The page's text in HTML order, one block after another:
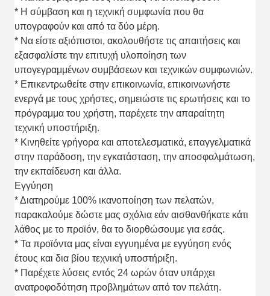
* Η σύμβαση και η τεχνική συμφωνία που θα
υπογραφούν και από τα δύο μέρη.
* Να είστε αξιόπιστοι, ακολουθήστε τις απαιτήσεις και
εξασφαλίστε την επιτυχή υλοποίηση των
υπογεγραμμένων συμβάσεων και τεχνικών συμφωνιών.
* Επικεντρωθείτε στην επικοινωνία, επικοινωνήστε
ενεργά με τους χρήστες, σημειώστε τις ερωτήσεις και το
πρόγραμμα του χρήστη, παρέχετε την απαραίτητη
τεχνική υποστήριξη.
* Κινηθείτε γρήγορα και αποτελεσματικά, επαγγελματικά
στην παράδοση, την εγκατάσταση, την αποσφαλμάτωση,
την εκπαίδευση και άλλα.
Εγγύηση
* Διατηρούμε 100% ικανοποίηση των πελατών,
παρακαλούμε δώστε μας σχόλια εάν αισθανθήκατε κάτι
λάθος με το προϊόν, θα το διορθώσουμε για εσάς.
* Τα προϊόντα μας είναι εγγυημένα με εγγύηση ενός
έτους και δια βίου τεχνική υποστήριξη.
* Παρέχετε λύσεις εντός 24 ωρών όταν υπάρχει
ανατροφοδότηση προβλημάτων από τον πελάτη.